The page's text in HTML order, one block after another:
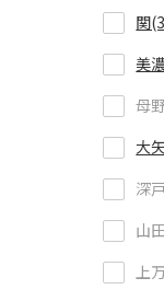
関
美
母
大
深
山
上